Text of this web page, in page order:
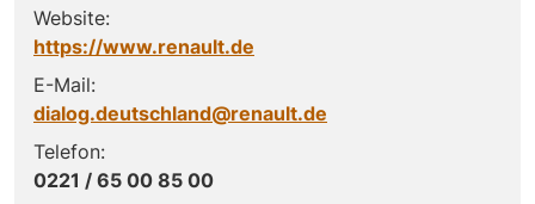
Website:
https://www.renault.de
E-Mail:
dialog.deutschland@renault.de
Telefon:
0221 / 65 00 85 00